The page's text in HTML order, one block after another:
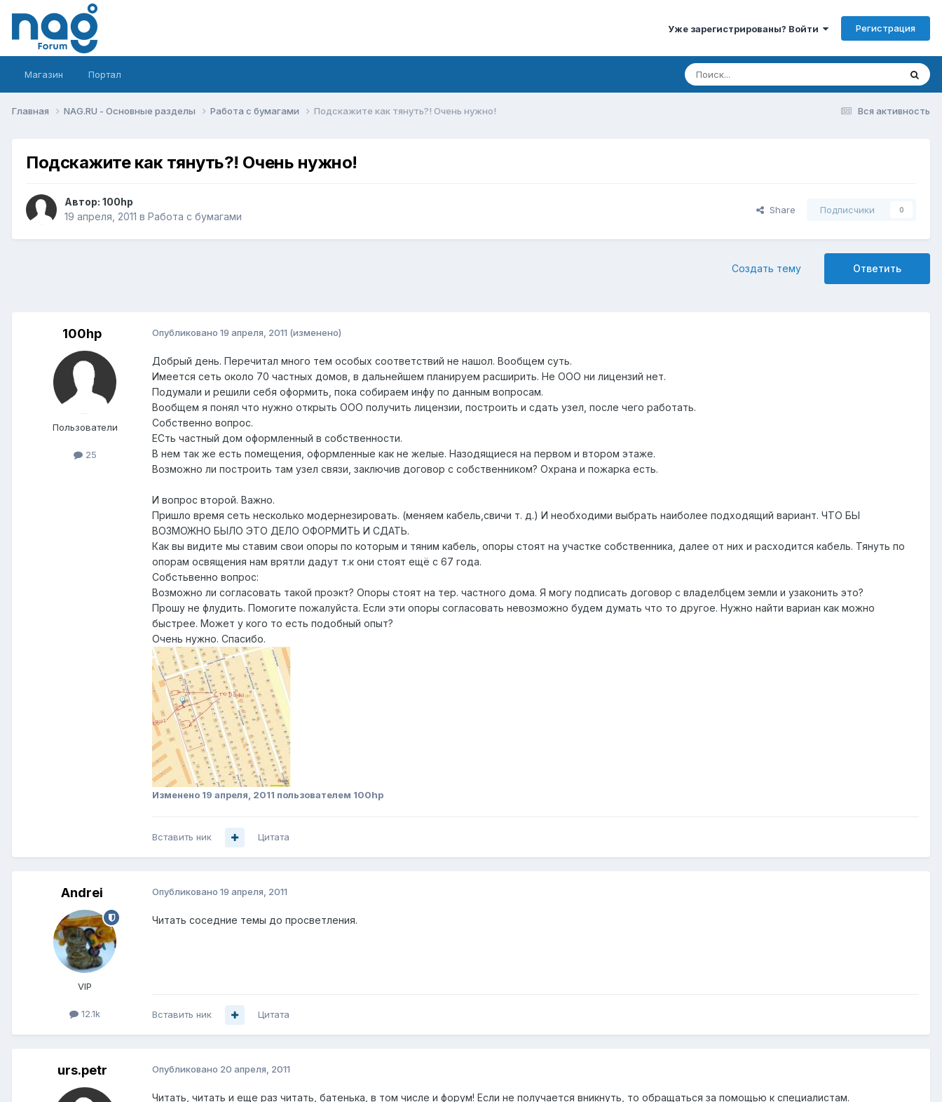
Уже зарегистрированы? Войти Регистрация
Магазин Портал
Вся активность
Главная NAG.RU - Основные разделы Работа с бумагами Подскажите как тянуть?! Очень нужно!
Подскажите как тянуть?! Очень нужно!
Автор: 100hp
19 апреля, 2011 в Работа с бумагами
Share Подписчики 0
Ответить
Создать тему
100hp
Пользователи
25
Опубликовано 19 апреля, 2011 (изменено)
Добрый день. Перечитал много тем особых соответствий не нашол. Вообщем суть.
Имеется сеть около 70 частных домов, в дальнейшем планируем расширить. Не ООО ни лицензий нет.
Подумали и решили себя оформить, пока собираем инфу по данным вопросам.
Вообщем я понял что нужно открыть ООО получить лицензии, построить и сдать узел, после чего работать.
Собственно вопрос.
ЕСть частный дом оформленный в собственности.
В нем так же есть помещения, оформленные как не желые. Назодящиеся на первом и втором этаже.
Возможно ли построить там узел связи, заключив договор с собственником? Охрана и пожарка есть.
И вопрос второй. Важно.
Пришло время сеть несколько модернезировать. (меняем кабель,свичи т. д.) И необходими выбрать наиболее подходящий вариант. ЧТО БЫ
ВОЗМОЖНО БЫЛО ЭТО ДЕЛО ОФОРМИТЬ И СДАТЬ.
Как вы видите мы ставим свои опоры по которым и тяним кабель, опоры стоят на участке собственника, далее от них и расходится кабель. Тянуть по
опорам освящения нам врятли дадут т.к они стоят ещё с 67 года.
Собстьвенно вопрос:
Возможно ли согласовать такой проэкт? Опоры стоят на тер. частного дома. Я могу подписать договор с владелбцем земли и узаконить это?
Прошу не флудить. Помогите пожалуйста. Если эти опоры согласовать невозможно будем думать что то другое. Нужно найти вариан как можно
быстрее. Может у кого то есть подобный опыт?
Очень нужно. Спасибо.
Изменено 19 апреля, 2011 пользователем 100hp
Вставить ник Цитата
Andrei
VIP
12.1k
Опубликовано 19 апреля, 2011
Читать соседние темы до просветления.
Вставить ник Цитата
urs.petr Опубликовано 20 апреля, 2011
Читать, читать и еще раз читать, батенька, в том числе и форум! Если не получается вникнуть, то обращаться за помощью к специалистам.